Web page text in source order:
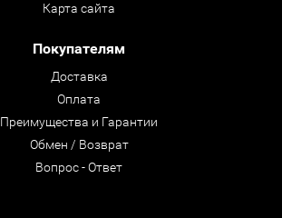
Карта сайта
Покупателям
Доставка
Оплата
Преимущества и Гарантии
Обмен / Возврат
Вопрос - Ответ